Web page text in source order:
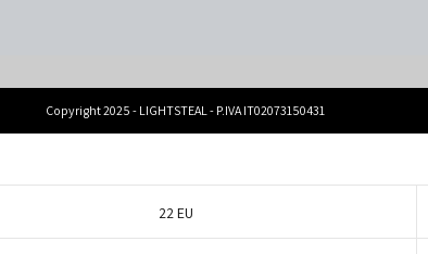
Copyright 2025 - LIGHTSTEAL - P.IVA IT02073150431
22 EU